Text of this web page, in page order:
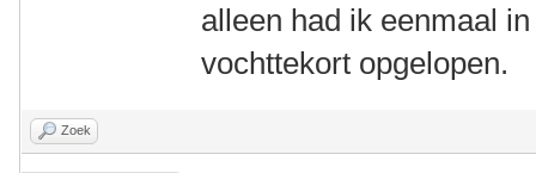
alleen had ik eenmaal
vochttekort opgelopen.
Zoek